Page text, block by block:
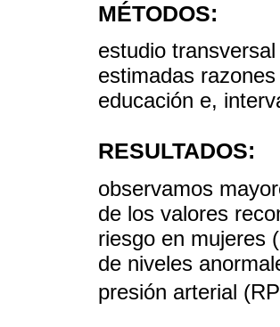
MÉTODOS:
estudio
estimadas
educación e,
RESULTADOS:
observamos
de los valores
riesgo en mujeres
de niveles
presión arterial